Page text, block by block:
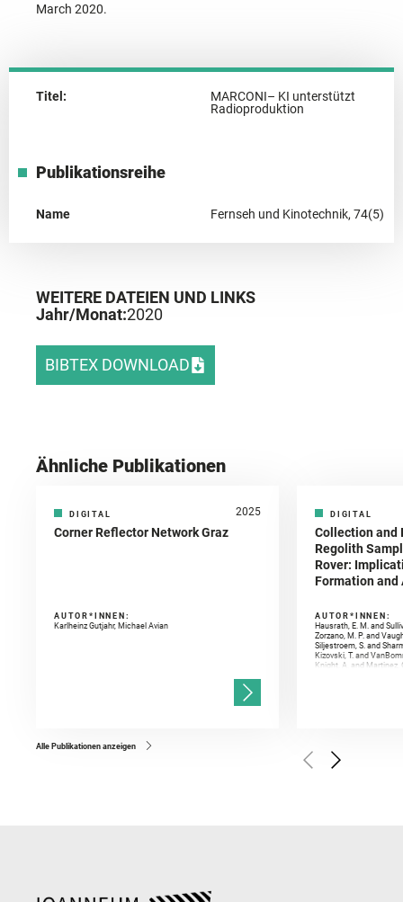
March 2020.
Titel:
MARCONI– KI unterstützt
Radioproduktion
Publikationsreihe
Name Fernseh und Kinotechnik, 74(5)
WEITERE DATEIEN UND LINKS
Jahr/Monat:2020
BIBTEX DOWNLOAD
Ähnliche Publikationen
DIGITAL 2025
Corner Reflector Network Graz
AUTOR*INNEN:
Karlheinz Gutjahr, Michael Avian
DIGITAL
Collection and
Regolith
Rover:
Formation
AUTOR*INNEN:
Hausrath, E. M. and
Zorzano, M. P. and
Siljestroem, S. and
Kizovski, T. and
Knight, A. and Martinez,
Golombek, M. and
Herkenhoff, K. and
Alle Publikationen anzeigen